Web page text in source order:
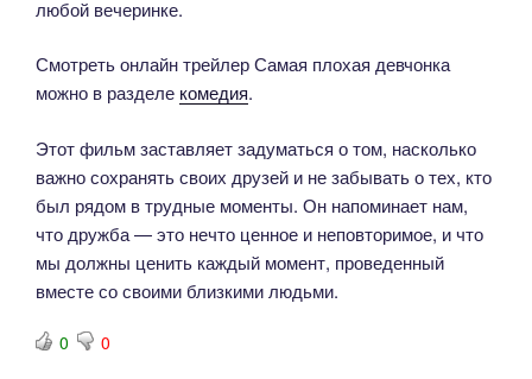
любой вечеринке.
Смотреть онлайн трейлер Самая плохая девчонка
можно в разделе комедия.
Этот фильм заставляет задуматься о том, насколько
важно сохранять своих друзей и не забывать о тех, кто
был рядом в трудные моменты. Он напоминает нам,
что дружба — это нечто ценное и неповторимое, и что
мы должны ценить каждый момент, проведенный
вместе со своими близкими людьми.
0 0